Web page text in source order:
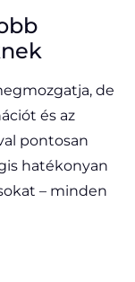
de
és az
pontosan
hatékonyan
– minden